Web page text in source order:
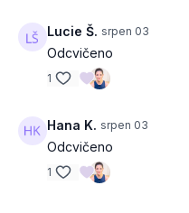
Lucie Š. srpen 03
Odcvičeno
1
Hana K. srpen 03
Odcvičeno
1